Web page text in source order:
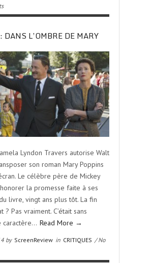
L’OMBRE DE MARY
Lyndon Travers autorise Walt
son roman Mary Poppins
Le célèbre père de Mickey
la promesse faite à ses
livre, vingt ans plus tôt. La fin
? Pas vraiment. C’était sans
caractère… Read More →
by ScreenReview in CRITIQUES / No